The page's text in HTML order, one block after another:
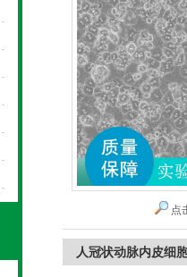
点
人冠状动脉内皮细